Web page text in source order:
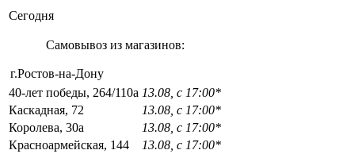
Сегодня
Самовывоз из магазинов:
г.Ростов-на-Дону
40-лет победы, 264/110а 13.08, с 17:00*
Каскадная, 72
13.08, с 17:00*
Королева, 30а
13.08, с 17:00*
Красноармейская, 144
13.08, с 17:00*